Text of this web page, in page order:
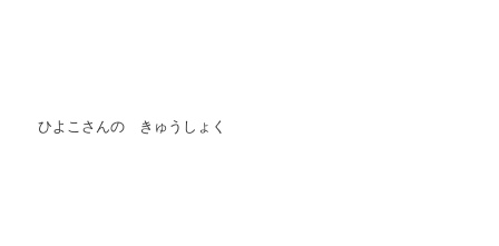
ひよこさんの きゅうしょく